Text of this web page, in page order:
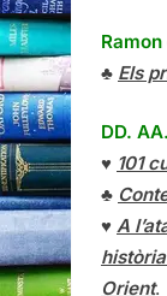
Ramon
♣ Els
DD. AA.
♥ 101
♣
♥ A
Orient.